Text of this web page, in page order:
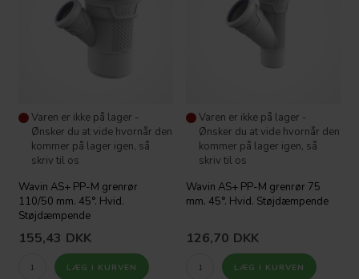
Varen er ikke på lager -
Ønsker du at vide hvornår den
kommer på lager igen, så
skriv til os
Wavin AS+ PP-M grenrør
110/50 mm. 45°. Hvid.
Støjdæmpende
155,43 DKK
Varen er ikke på lager -
Ønsker du at vide hvornår den
kommer på lager igen, så
skriv til os
Wavin AS+ PP-M grenrør 75
mm. 45°. Hvid. Støjdæmpende
126,70 DKK